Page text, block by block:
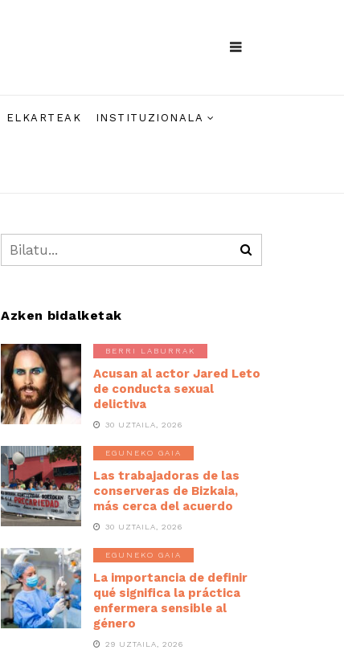
ELKARTEAK INSTITUZIONALA
Azken bidalketak
BERRI LABURRAK
Acusan al actor Jared Leto
de conducta sexual
delictiva
30 UZTAILA, 2026
EGUNEKO GAIA
Las trabajadoras de las
conserveras de Bizkaia,
más cerca del acuerdo
30 UZTAILA, 2026
EGUNEKO GAIA
La importancia de definir
qué significa la práctica
enfermera sensible al
género
29 UZTAILA, 2026